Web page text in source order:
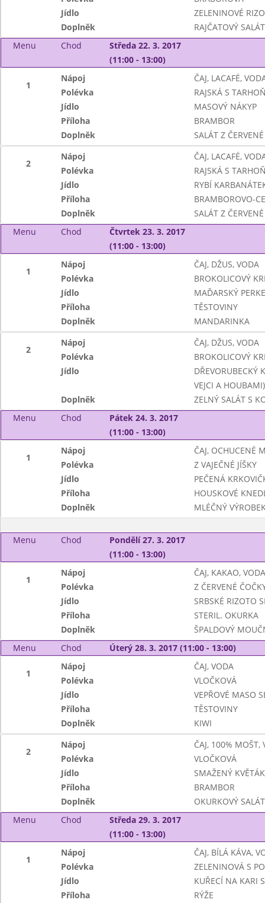
Jídlo
ZELENINOVÉ
Doplněk
RAJČATOVÝ
Menu
Chod
Středa 22. 3. 2017
(11:00 - 13:00)
1
Nápoj
ČAJ, LACAFÉ,
Polévka
RAJSKÁ S
Jídlo
MASOVÝ NÁKYP
Příloha
BRAMBOR
Doplněk
SALÁT Z
2
Nápoj
ČAJ, LACAFÉ,
Polévka
RAJSKÁ S
Jídlo
RYBÍ
Příloha
BRAMBOROVO-
Doplněk
SALÁT Z
Menu
Chod
Čtvrtek 23. 3. 2017
(11:00 - 13:00)
1
Nápoj
ČAJ, DŽUS, VODA
Polévka
BROKOLICOVÝ
Jídlo
MAĎARSKÝ
Příloha
TĚSTOVINY
Doplněk
MANDARINKA
2
Nápoj
ČAJ, DŽUS, VODA
Polévka
BROKOLICOVÝ
Jídlo
DŘEVORUBECKÝ
VEJCI A HOUBAMI)
Doplněk
ZELNÝ SALÁT S
Menu
Chod
Pátek 24. 3. 2017
(11:00 - 13:00)
1
Nápoj
ČAJ, OCHUCENÉ
Polévka
Z VAJEČNÉ JÍŠKY
Jídlo
PEČENÁ
Příloha
HOUSKOVÉ
Doplněk
MLÉČNÝ
Menu Chod
Pondělí 27. 3. 2017
(11:00 - 13:00)
1
Nápoj
ČAJ, KAKAO, VODA
Polévka
Z ČERVENÉ
Jídlo
SRBSKÉ RIZOTO
Příloha
STERIL. OKURKA
Doplněk
ŠPALDOVÝ
Menu
Chod Úterý 28. 3. 2017 (11:00 - 13:00)
1
Nápoj
ČAJ, VODA
Polévka
VLOČKOVÁ
Jídlo
VEPŘOVÉ MASO
Příloha
TĚSTOVINY
Doplněk
KIWI
2
Nápoj
ČAJ, 100% MOŠT,
Polévka
VLOČKOVÁ
Jídlo
SMAŽENÝ KVĚTÁK
Příloha
BRAMBOR
Doplněk
OKURKOVÝ SALÁT
Menu
Chod
Středa 29. 3. 2017
(11:00 - 13:00)
1
Nápoj
ČAJ, BÍLÁ KÁVA,
Polévka
ZELENINOVÁ S
Jídlo
KUŘECÍ NA KARI
Příloha
RÝŽE